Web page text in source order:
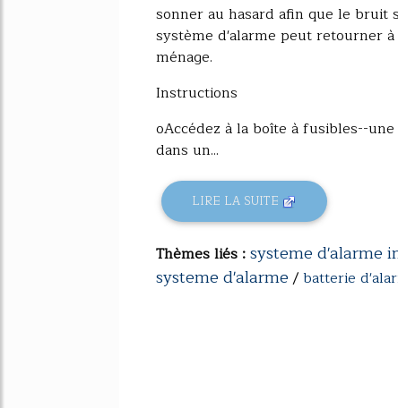
sonner au hasard afin que le bruit
système d'alarme peut retourner
ménage.
Instructions
oAccédez à la boîte à fusibles--
dans un...
LIRE LA SUITE
Thèmes liés :systeme d'alarme
systeme d'alarme/batterie